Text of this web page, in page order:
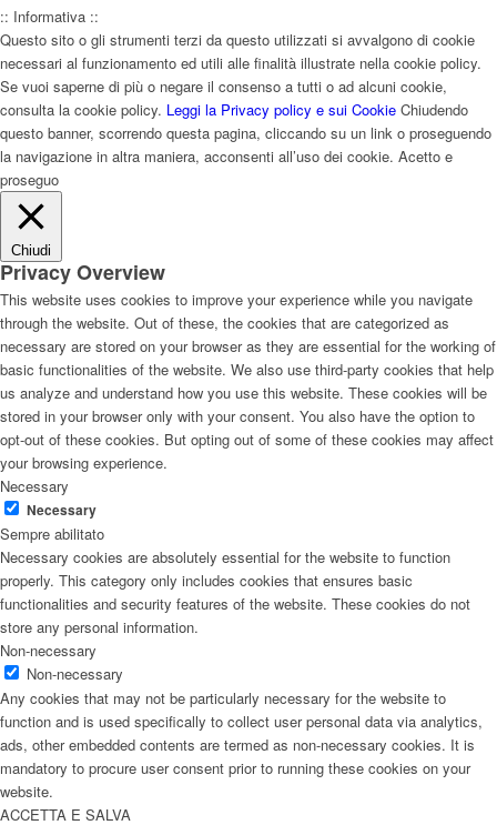
:: Informativa ::
Questo sito o gli strumenti terzi da questo utilizzati si avvalgono di cookie
necessari al funzionamento ed utili alle finalità illustrate nella cookie policy.
Se vuoi saperne di più o negare il consenso a tutti o ad alcuni cookie,
consulta la cookie policy. Leggi la Privacy policy e sui Cookie Chiudendo
questo banner, scorrendo questa pagina, cliccando su un link o proseguendo
la navigazione in altra maniera, acconsenti all’uso dei cookie. Acetto e
proseguo
Chiudi
Privacy Overview
This website uses cookies to improve your experience while you navigate
through the website. Out of these, the cookies that are categorized as
necessary are stored on your browser as they are essential for the working of
basic functionalities of the website. We also use third-party cookies that help
us analyze and understand how you use this website. These cookies will be
stored in your browser only with your consent. You also have the option to
opt-out of these cookies. But opting out of some of these cookies may affect
your browsing experience.
Necessary
Necessary
Sempre abilitato
Necessary cookies are absolutely essential for the website to function
properly. This category only includes cookies that ensures basic
functionalities and security features of the website. These cookies do not
store any personal information.
Non-necessary
Non-necessary
Any cookies that may not be particularly necessary for the website to
function and is used specifically to collect user personal data via analytics,
ads, other embedded contents are termed as non-necessary cookies. It is
mandatory to procure user consent prior to running these cookies on your
website.
ACCETTA E SALVA